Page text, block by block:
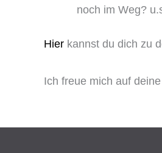
noch im Weg?
Hier kannst du dich zu
Ich freue mich auf